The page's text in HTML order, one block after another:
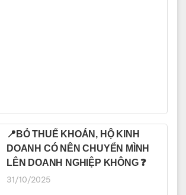
📍BỎ THUẾ KHOÁN, HỘ KINH
DOANH CÓ NÊN CHUYỂN MÌNH
LÊN DOANH NGHIỆP KHÔNG ❓
31/10/2025